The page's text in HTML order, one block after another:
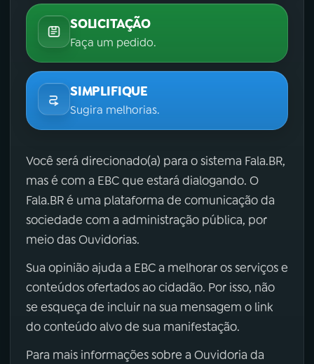
SOLICITAÇÃO
Faça um pedido.
SIMPLIFIQUE
Sugira melhorias.
Você será direcionado(a) para o sistema Fala.BR,
mas é com a EBC que estará dialogando. O
Fala.BR é uma plataforma de comunicação da
sociedade com a administração pública, por
meio das Ouvidorias.
Sua opinião ajuda a EBC a melhorar os serviços e
conteúdos ofertados ao cidadão. Por isso, não
se esqueça de incluir na sua mensagem o link
do conteúdo alvo de sua manifestação.
Para mais informações sobre a Ouvidoria da